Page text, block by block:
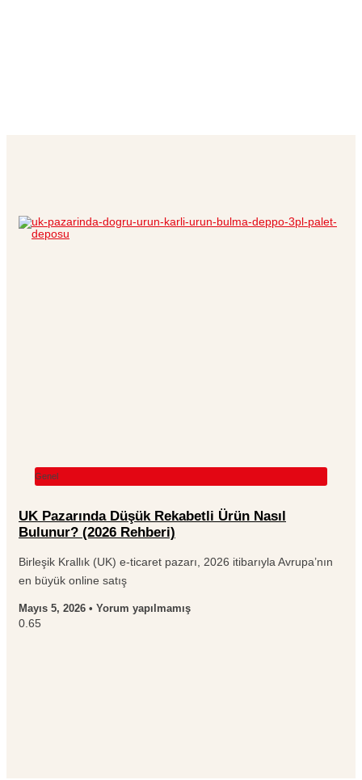
Genel
UK Pazarında Düşük Rekabetli Ürün Nasıl
Bulunur? (2026 Rehberi)
Birleşik Krallık (UK) e-ticaret pazarı, 2026 itibarıyla Avrupa’nın
en büyük online satış
Mayıs 5, 2026 Yorum yapılmamış